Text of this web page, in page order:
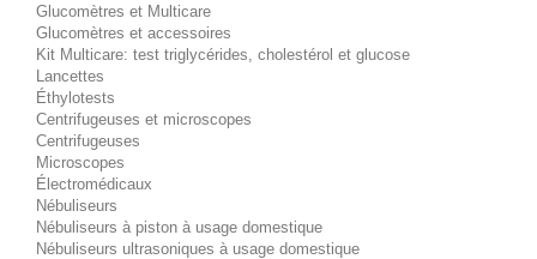
Glucomètres et Multicare
Glucomètres et accessoires
Kit Multicare: test triglycérides, cholestérol et glucose
Lancettes
Éthylotests
Centrifugeuses et microscopes
Centrifugeuses
Microscopes
Électromédicaux
Nébuliseurs
Nébuliseurs à piston à usage domestique
Nébuliseurs ultrasoniques à usage domestique